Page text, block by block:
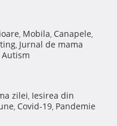
, Mobila, Canapele,
, Jurnal de mama
Autism
zilei, Iesirea din
, Covid-19, Pandemie